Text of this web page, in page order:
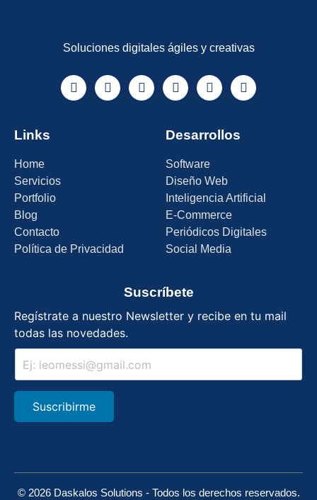
Soluciones digitales ágiles y creativas
Links
Home
Servicios
Portfolio
Blog
Contacto
Política de Privacidad
Desarrollos
Software
Diseño Web
Inteligencia Artificial
E-Commerce
Periódicos Digitales
Social Media
Suscríbete
Regístrate a nuestro Newsletter y recibe en tu mail
todas las novedades.
Suscribirme
© 2026 Daskalos Solutions - Todos los derechos reservados.